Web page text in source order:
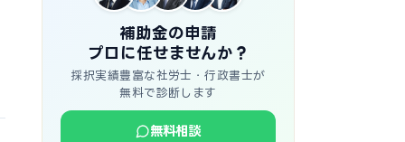
補助金の申請
プロに任せませんか？
採択実績豊富な社労士・行政書士が
無料で診断します
無料相談